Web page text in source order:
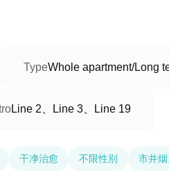
TypeWhole apartment/Long
Line 2、Line 3、Line 19
干净治愈 不限性别 市井